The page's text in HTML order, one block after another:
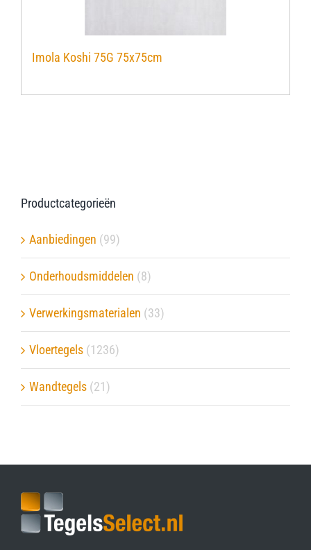
Imola Koshi 75G 75x75cm
Productcategorieën
Aanbiedingen (99)
Onderhoudsmiddelen (8)
Verwerkingsmaterialen (33)
Vloertegels (1236)
Wandtegels (21)